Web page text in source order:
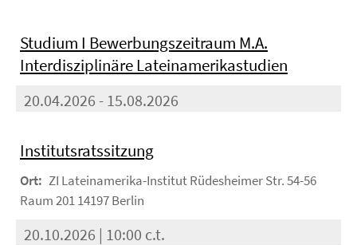
Studium I Bewerbungszeitraum M.A.
Interdisziplinäre Lateinamerikastudien
20.04.2026 - 15.08.2026
Institutsratssitzung
Ort: ZI Lateinamerika-Institut Rüdesheimer Str. 54-56
Raum 201 14197 Berlin
20.10.2026 | 10:00 c.t.